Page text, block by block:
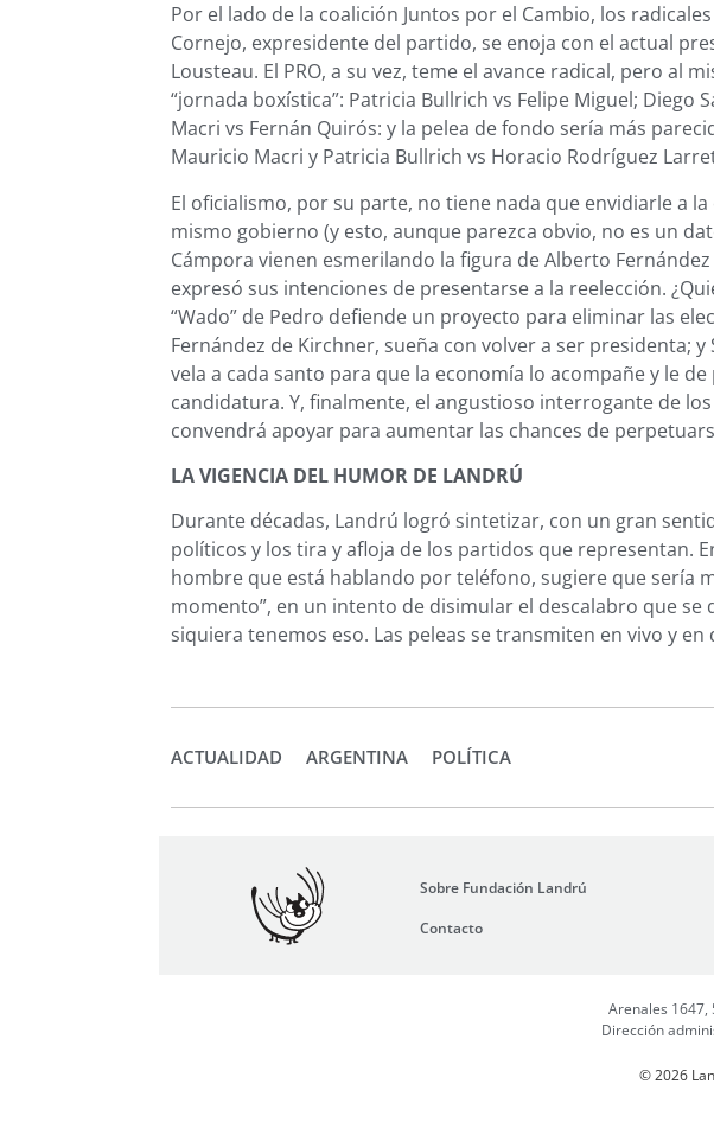
Por el lado de la coalición Juntos por el Cambio, los
Cornejo, expresidente del partido, se enoja con el actual
Lousteau. El PRO, a su vez, teme el avance radical, pero al
“jornada boxística”: Patricia Bullrich vs Felipe Miguel; Diego
Macri vs Fernán Quirós: y la pelea de fondo sería más
Mauricio Macri y Patricia Bullrich vs Horacio Rodríguez
El oficialismo, por su parte, no tiene nada que envidiarle a
mismo gobierno (y esto, aunque parezca obvio, no es un
Cámpora vienen esmerilando la figura de Alberto
expresó sus intenciones de presentarse a la reelección.
“Wado” de Pedro defiende un proyecto para eliminar las
Fernández de Kirchner, sueña con volver a ser presidenta;
vela a cada santo para que la economía lo acompañe y le
candidatura. Y, finalmente, el angustioso interrogante de
convendrá apoyar para aumentar las chances de
LA VIGENCIA DEL HUMOR DE LANDRÚ
Durante décadas, Landrú logró sintetizar, con un gran
políticos y los tira y afloja de los partidos que representan.
hombre que está hablando por teléfono, sugiere que sería
momento”, en un intento de disimular el descalabro que se
siquiera tenemos eso. Las peleas se transmiten en vivo y en
ACTUALIDAD ARGENTINA POLÍTICA
Sobre Fundación Landrú
Contacto
Arenales 1647,
Dirección
© 2026